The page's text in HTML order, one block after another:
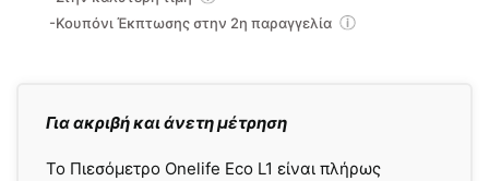
Για ακριβή και άνετη μέτρηση
Το Πιεσόμετρο Onelife Eco L1 είναι πλήρως
-Κουπόνι Έκπτωσης στην 2η παραγγελία